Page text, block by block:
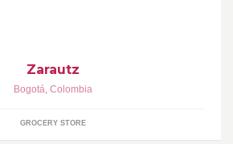
Zarautz
Bogotá, Colombia
GROCERY STORE